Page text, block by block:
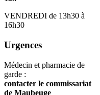
VENDREDI de 13h30 à
16h30
Urgences
Médecin et pharmacie de
garde :
contacter le commissariat
de Maubeuge